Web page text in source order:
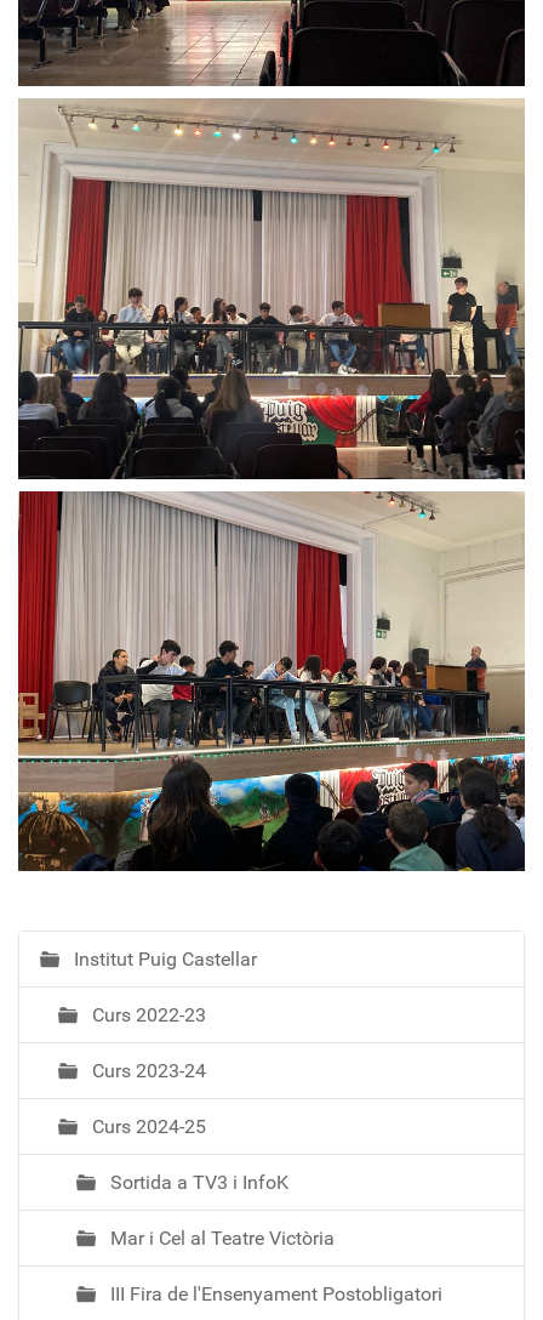
N
a
e
a
Institut Puig Castellar
Curs 2022-23
Curs 2023-24
Curs 2024-25
Sortida a TV3 i InfoK
Mar i Cel al Teatre Victòria
III Fira de l'Ensenyament Postobligatori